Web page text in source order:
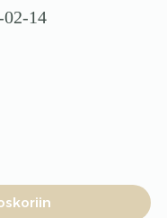
14